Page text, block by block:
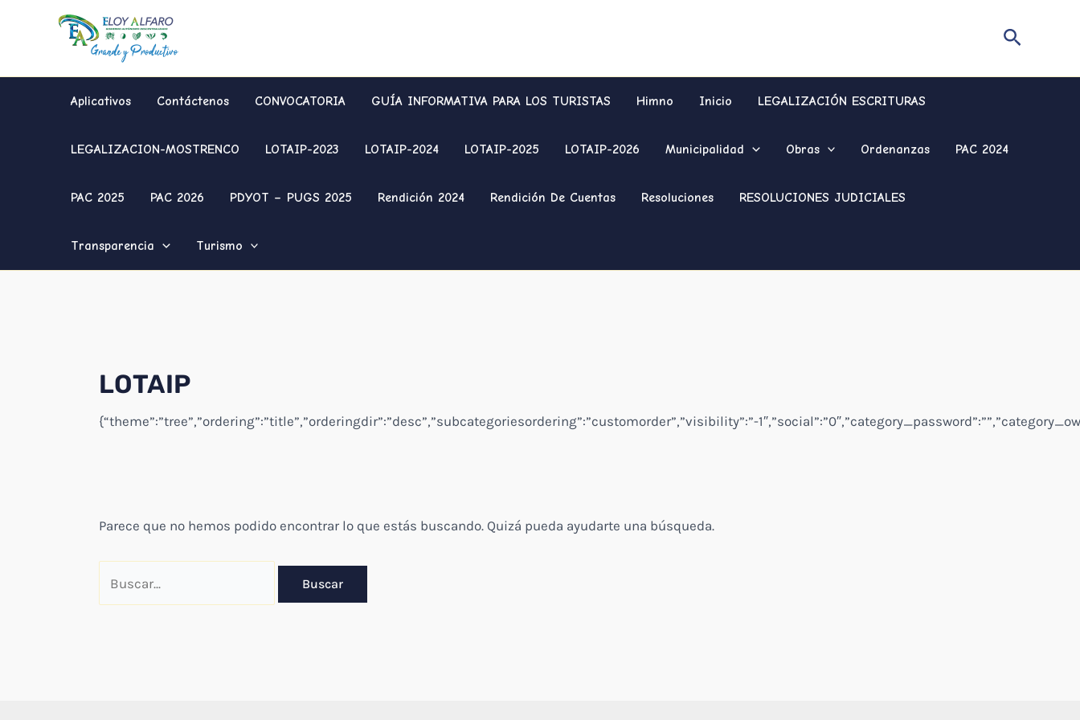
Buscar
Aplicativos Contáctenos CONVOCATORIA GUÍA INFORMATIVA PARA LOS TURISTAS Himno Inicio LEGALIZACIÓN ESCRITURAS
LEGALIZACION-MOSTRENCO LOTAIP-2023 LOTAIP-2024 LOTAIP-2025 LOTAIP-2026 Municipalidad Obras Ordenanzas PAC 2024
PAC 2025 PAC 2026 PDYOT – PUGS 2025 Rendición 2024 Rendición De Cuentas Resoluciones RESOLUCIONES JUDICIALES
Transparencia Turismo
LOTAIP
{“theme”:”tree”,”ordering”:”title”,”orderingdir”:”desc”,”subcategoriesordering”:”customorder”,”visibility”:”-
Parece que no hemos podido encontrar lo que estás buscando. Quizá pueda ayudarte una búsqueda.
por: